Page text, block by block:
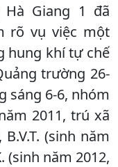
Giang 1 đã
rõ vụ việc một
hung khí tự chế
trường 26-
sáng 6-6, nhóm
2011, trú xã
(sinh năm
(sinh năm 2012,